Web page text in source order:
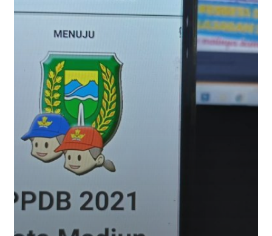
Mekanismenya